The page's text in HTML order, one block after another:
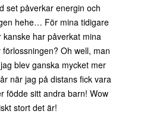
set påverkar energin och
hehe… För mina tidigare
har påverkat mina
Oh well, man
blev ganska mycket mer
när jag på distans fick vara
födde sitt andra barn! Wow
stort det är!